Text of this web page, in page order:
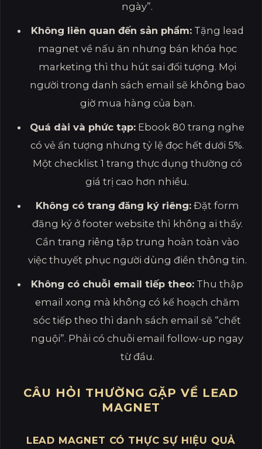
ngày”.
Không liên quan đến sản phẩm:Tặng lead
magnet về nấu ăn nhưng bán khóa học
marketing thì thu hút sai đối tượng. Mọi
người trong danh sách email sẽ không bao
giờ mua hàng của bạn.
Quá dài và phức tạp: Ebook 80 trang nghe
có vẻ ấn tượng nhưng tỷ lệ đọc hết dưới 5%.
Một checklist 1 trang thực dụng thường có
giá trị cao hơn nhiều.
Không có trang đăng ký riêng:Đặt form
đăng ký ở footer website thì không ai thấy.
Cần trang riêng tập trung hoàn toàn vào
việc thuyết phục người dùng điền thông tin.
Không có chuỗi email tiếp theo: Thu thập
email xong mà không có kế hoạch chăm
sóc tiếp theo thì danh sách email sẽ “chết
nguội”. Phải có chuỗi email follow-up ngay
từ đầu.
CÂU HỎI THƯỜNG GẶP VỀ LEAD
MAGNET
LEAD MAGNET CÓ THỰC SỰ HIỆU QUẢ